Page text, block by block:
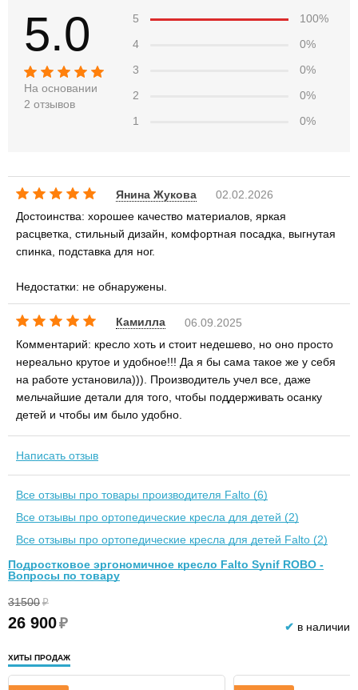
5.0
На основании
2 отзывов
5
100%
4
0%
3
0%
2
0%
1
0%
Янина Жукова
02.02.2026
Достоинства: хорошее качество материалов, яркая
расцветка, стильный дизайн, комфортная посадка, выгнутая
спинка, подставка для ног.
Недостатки: не обнаружены.
Камилла
06.09.2025
Комментарий: кресло хоть и стоит недешево, но оно просто
нереально крутое и удобное!!! Да я бы сама такое же у себя
на работе установила))). Производитель учел все, даже
мельчайшие детали для того, чтобы поддерживать осанку
детей и чтобы им было удобно.
Написать отзыв
Все отзывы про товары производителя Falto (6)
Все отзывы про ортопедические кресла для детей (2)
Все отзывы про ортопедические кресла для детей Falto (2)
Подростковое эргономичное кресло Falto Synif ROBO -
Вопросы по товару
31500 ₽
26 900₽ ✔ в наличии
ХИТЫ ПРОДАЖ